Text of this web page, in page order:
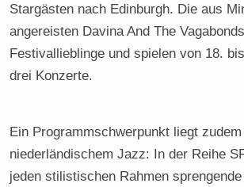
Stargästen nach Edinburgh. Die aus
angereisten Davina And The
Festivallieblinge und spielen von 18.
drei Konzerte.
Ein Programmschwerpunkt liegt
niederländischem Jazz: In der Reihe
jeden stilistischen Rahmen